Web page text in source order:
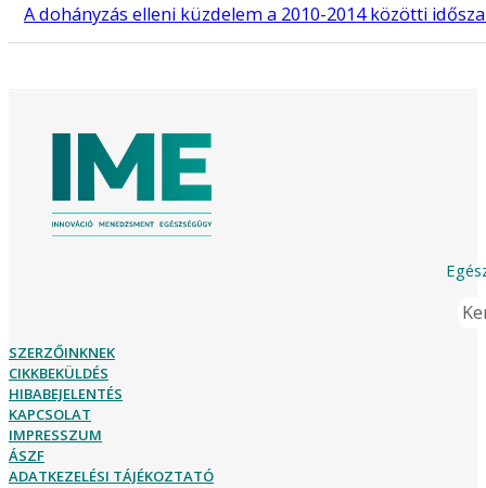
A dohányzás elleni küzdelem a 2010-2014 közötti
SZERZŐINKNEK
CIKKBEKÜLDÉS
HIBABEJELENTÉS
KAPCSOLAT
IMPRESSZUM
ÁSZF
ADATKEZELÉSI TÁJÉKOZTATÓ